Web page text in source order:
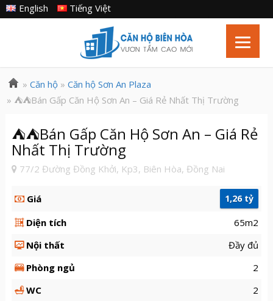
Tiếng Việt
English
» Căn hộ» Căn hộ Sơn An Plaza
» ⛺️⛺️Bán Gấp Căn Hộ Sơn An – Giá Rẻ Nhất Thị Trường
⛺️⛺️Bán Gấp Căn Hộ Sơn An – Giá Rẻ
Nhất Thị Trường
77/2 Đường Đồng Khởi, Kp3, Biên Hòa, Đồng Nai
Giá 1,26 tỷ
Diện tích
65m2
Nội thất
Đầy đủ
Phòng ngủ
2
WC
2